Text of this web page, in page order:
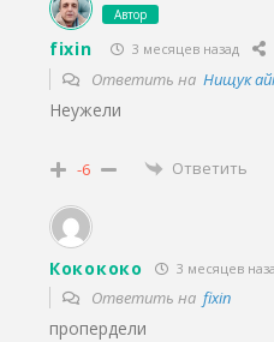
Автор
fixin 3 месяцев назад
Ответить на Нищук
Неужели
-6 Ответить
Кокококо 3 месяцев
Ответить на fixin
пропердели